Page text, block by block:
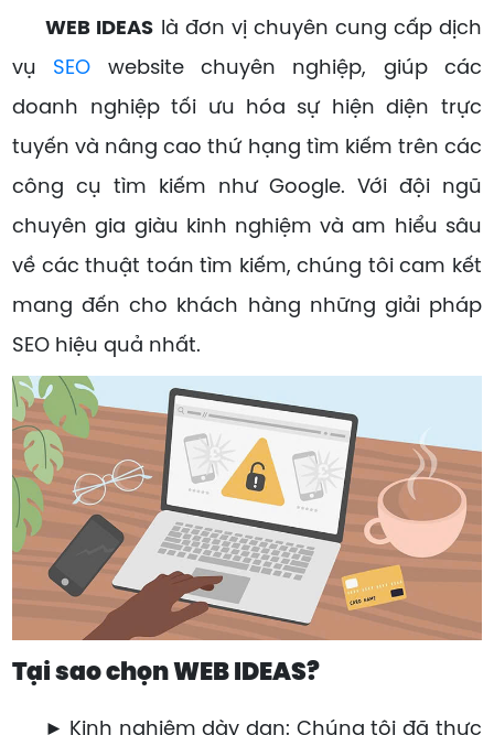
WEB IDEAS là đơn vị chuyên cung cấp dịch
vụ SEO website chuyên nghiệp, giúp các
doanh nghiệp tối ưu hóa sự hiện diện trực
tuyến và nâng cao thứ hạng tìm kiếm trên các
công cụ tìm kiếm như Google. Với đội ngũ
chuyên gia giàu kinh nghiệm và am hiểu sâu
về các thuật toán tìm kiếm, chúng tôi cam kết
mang đến cho khách hàng những giải pháp
SEO hiệu quả nhất.
Tại sao chọn WEB IDEAS?
► Kinh nghiệm dày dạn: Chúng tôi đã thực